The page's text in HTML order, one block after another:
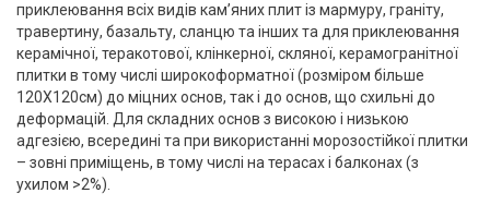
приклеювання всіх видів кам’яних плит із мармуру, граніту,
травертину, базальту, сланцю та інших та для приклеювання
керамічної, теракотової, клінкерної, скляної, керамогранітної
плитки в тому числі широкоформатної (розміром більше
120Х120см) до міцних основ, так і до основ, що схильні до
деформацій. Для складних основ з високою і низькою
адгезією, всередині та при використанні морозостійкої плитки
– зовні приміщень, в тому числі на терасах і балконах (з
ухилом >2%).